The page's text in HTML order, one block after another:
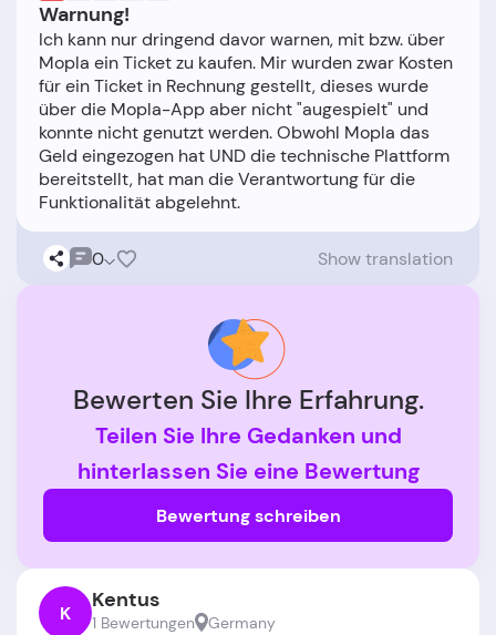
Warnung!
Ich kann nur dringend davor warnen, mit bzw. über
Mopla ein Ticket zu kaufen. Mir wurden zwar Kosten
für ein Ticket in Rechnung gestellt, dieses wurde
über die Mopla-App aber nicht "augespielt" und
konnte nicht genutzt werden. Obwohl Mopla das
Geld eingezogen hat UND die technische Plattform
bereitstellt, hat man die Verantwortung für die
0 Show translation
Bewerten Sie Ihre Erfahrung.
Teilen Sie Ihre Gedanken und
hinterlassen Sie eine Bewertung
Bewertung schreiben
K Kentus
1 Bewertungen Germany